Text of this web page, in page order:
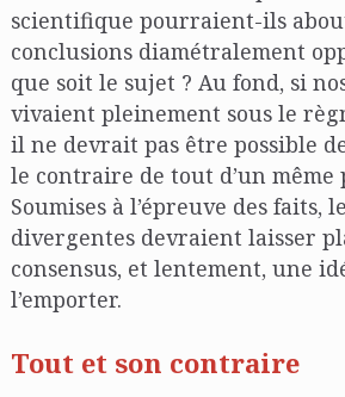
scientifique pourraient-ils
conclusions diamétralement
que soit le sujet ? Au fond, si
vivaient pleinement sous le
il ne devrait pas être possible
le contraire de tout d’un même
Soumises à l’épreuve des faits,
divergentes devraient laisser
consensus, et lentement, une
l’emporter.
Tout et son contraire